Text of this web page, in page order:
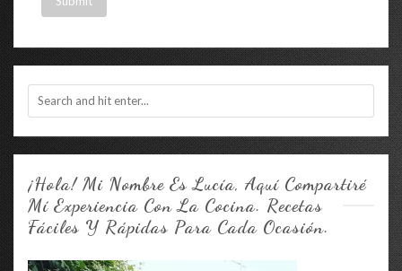
¡Hola! Mi Nombre Es Lucía, Aquí Compartiré
Mí Experiencia Con La Cocina. Recetas
Fáciles Y Rápidas Para Cada Ocasión.